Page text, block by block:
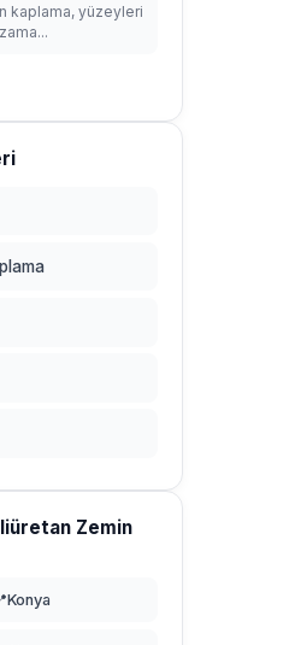
kaplama, yüzeyleri
Zemin
Konya